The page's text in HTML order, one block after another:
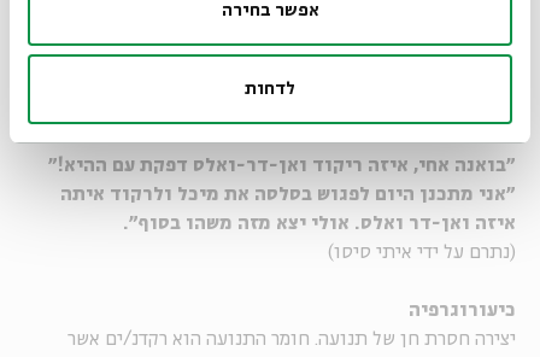
אפשר בחירה
לדחות
על המונח הפיסיקלי הידוע "קשרי ואן-דר-ואלס", המתאר כוחות
משיכה בין-מולקולריים הפועלים למרחקים נאנומטריים.
"בואנה אחי, איזה ריקוד ואן-דר-ואלס דפקת עם ההיא!"
"אני מתכנן היום לפגוש בסלסה את מיכל ולרקוד איתה
איזה ואן-דר ואלס. אולי יצא מזה משהו בסוף".
(נתרם על ידי איתי סיסו)
כיעורוגרפיה
יצירה חסרת חן של תנועה. חומר התנועה הוא רקדנ/ים אשר